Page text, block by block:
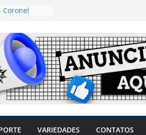
Coronel
mulheres
travar o
produtores
sem
VARIEDADES CONTATOS